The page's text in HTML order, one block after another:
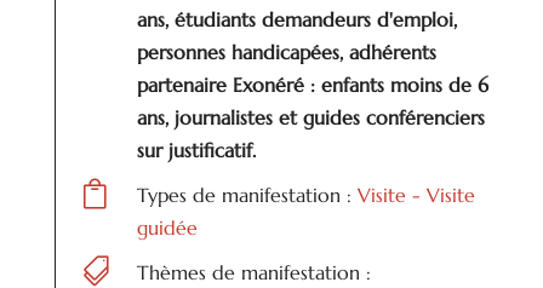
ans, étudiants demandeurs d'emploi,
personnes handicapées, adhérents
partenaire Exonéré : enfants moins de 6
ans, journalistes et guides conférenciers
sur justificatif.
 Types de manifestation : Visite - Visite
guidée
 Thèmes de manifestation :